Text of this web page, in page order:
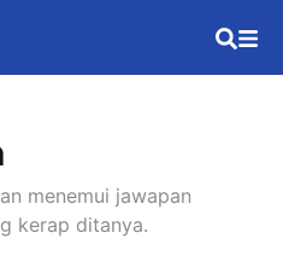
menemui jawapan
kerap ditanya.